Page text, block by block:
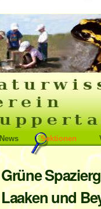
News Sektionen
Grüne
Laaken und